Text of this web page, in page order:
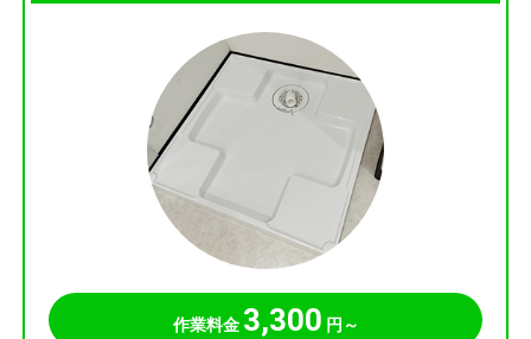
作業料金 3,300 円～